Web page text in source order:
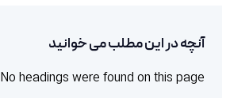
آنچه در این مطلب می خوانید
No headings were found on this page.